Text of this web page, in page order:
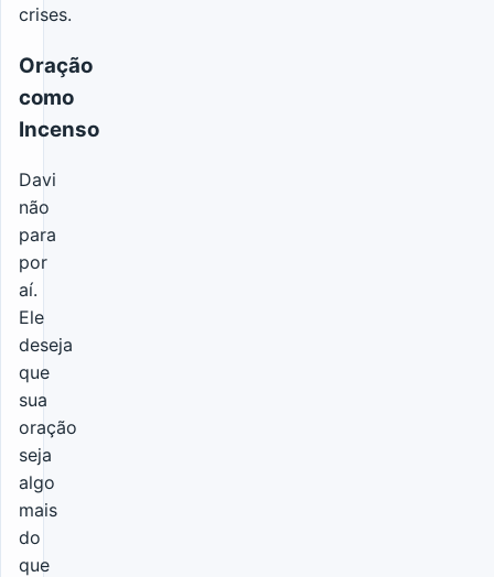
crises.
Oração
como
Incenso
Davi
não
para
por
aí.
Ele
deseja
que
sua
oração
seja
algo
mais
do
que